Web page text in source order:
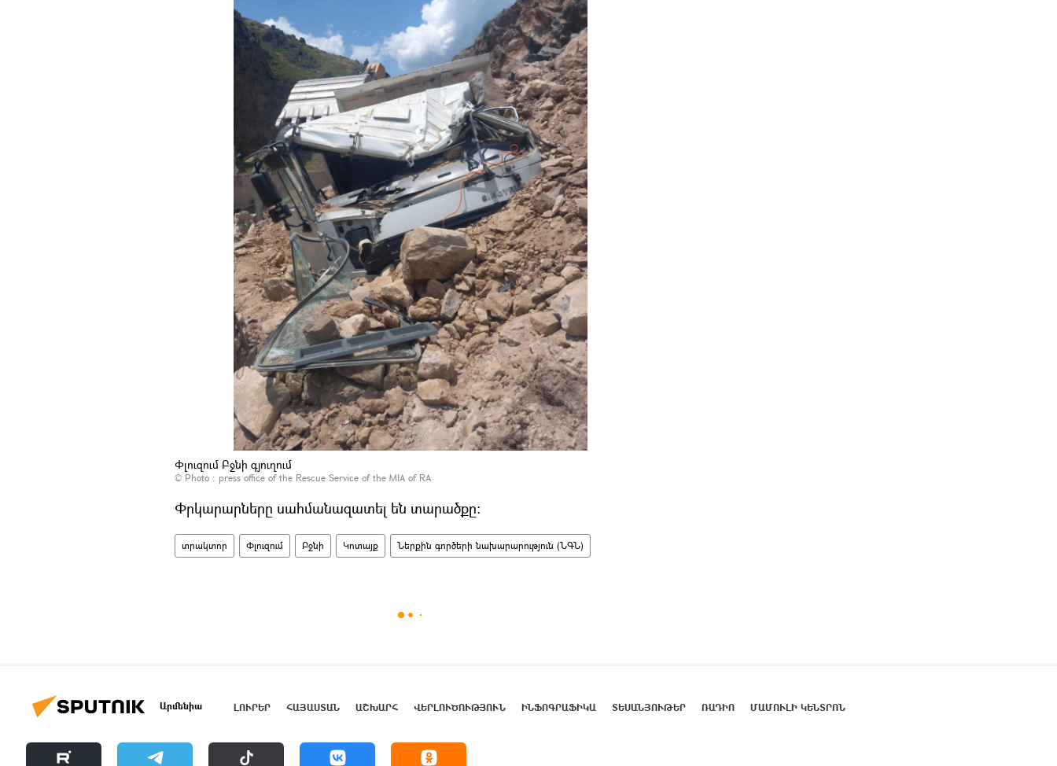
Փլուզում Բջնի գյուղում
© Photo : press office of the Rescue Service of the MIA of RA
Փրկարարները սահմանազատել են տարածքը:
տրակտոր Փլուզում Բջնի Կոտայք Ներքին գործերի նախարարություն (ՆԳՆ)
Արմենիա ԼՈՒՐԵՐ ՀԱՅԱՍՏԱՆ ԱՇԽԱՐՀ ՎԵՐԼՈՒԾՈՒԹՅՈՒՆ ԻՆՖՈԳՐԱՖԻԿԱ ՏԵՍԱՆՅՈՒԹԵՐ ՌԱԴԻՈ ՄԱՄՈՒԼԻ ԿԵՆՏՐՈՆ